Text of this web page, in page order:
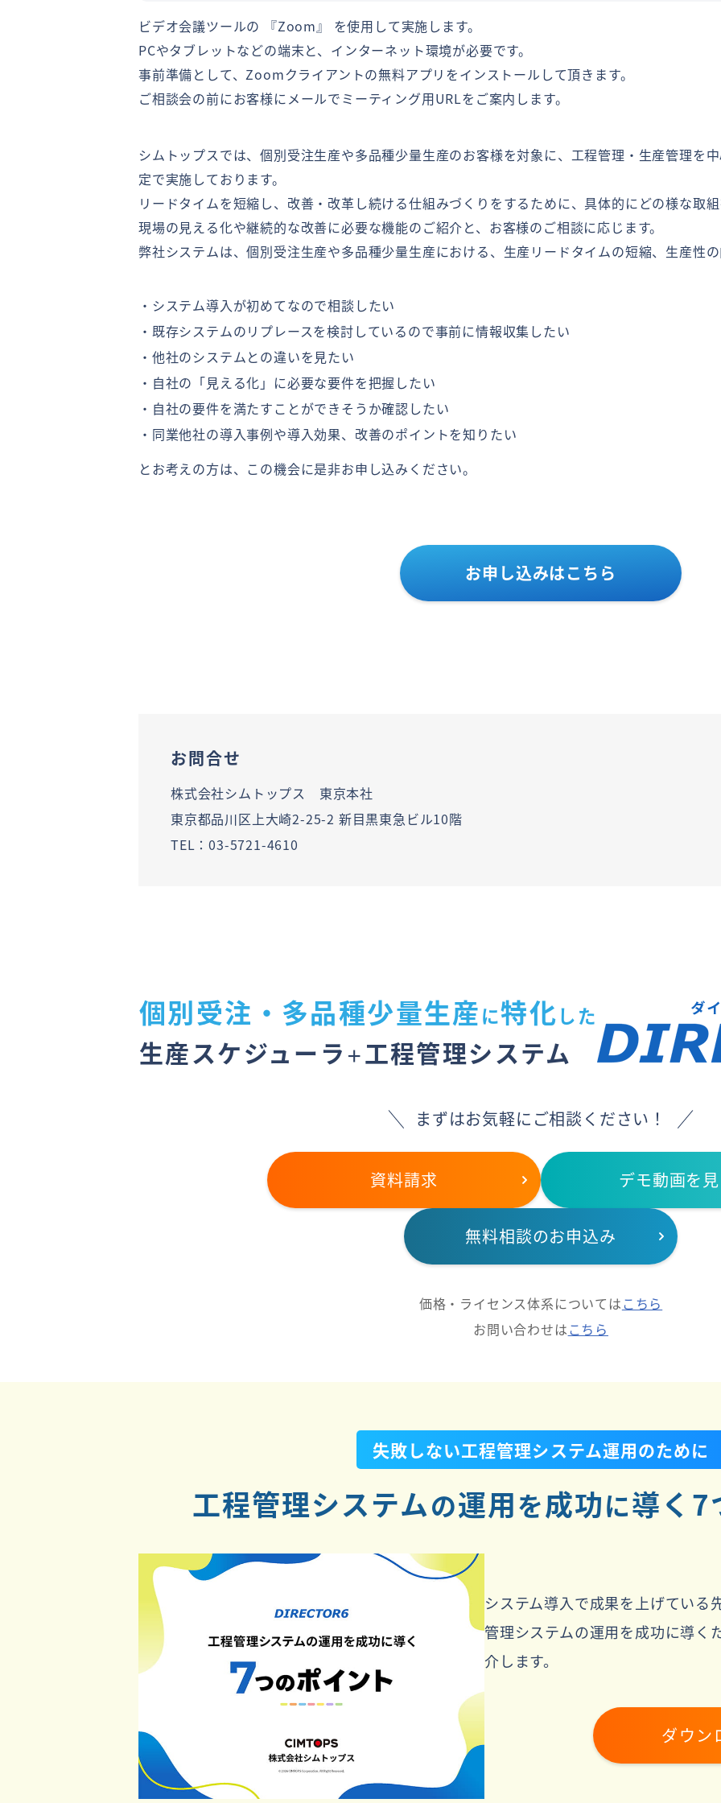
ビデオ会議ツールの 『Zoom』 を使用して実施します。
PCやタブレットなどの端末と、インターネット環境が必要です。
事前準備として、Zoomクライアントの無料アプリをインストールして頂きます。
ご相談会の前にお客様にメールでミーティング用URLをご案内します。
シムトップスでは、個別受注生産や多品種少量生産のお客様を対象に、工程管理・生産管理を
定で実施しております。
リードタイムを短縮し、改善・改革し続ける仕組みづくりをするために、具体的にどの様な取
現場の見える化や継続的な改善に必要な機能のご紹介と、お客様のご相談に応じます。
弊社システムは、個別受注生産や多品種少量生産における、生産リードタイムの短縮、生産性
・システム導入が初めてなので相談したい
・既存システムのリプレースを検討しているので事前に情報収集したい
・他社のシステムとの違いを見たい
・自社の「見える化」に必要な要件を把握したい
・自社の要件を満たすことができそうか確認したい
・同業他社の導入事例や導入効果、改善のポイントを知りたい
とお考えの方は、この機会に是非お申し込みください。
お申し込みはこちら
お問合せ
株式会社シムトップス 東京本社
東京都品川区上大崎2-25-2 新目黒東急ビル10階
TEL：03-5721-4610
個別受注・多品種少量生産に特化した
生産スケジューラ ＋ 工程管理システム
まずはお気軽にご相談ください！
資料請求 デモ動画を
無料相談のお申込み
価格・ライセンス体系についてはこちら
お問い合わせはこちら
失敗しない工程管理システム運用のために
工程管理システムの運用を成功に導く7
システム導入で成果を上げている
管理システムの運用を成功に導く
介します。
ダウン